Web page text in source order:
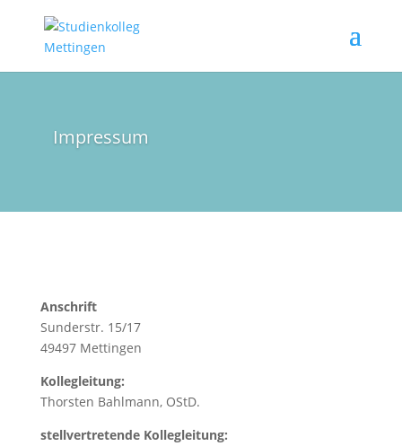
Impressum
Anschrift
Sunderstr. 15/17
49497 Mettingen
Kollegleitung:
Thorsten Bahlmann, OStD.
stellvertretende Kollegleitung: